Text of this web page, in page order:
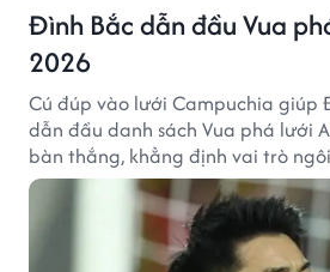
Đình Bắc dẫn đầu Vua
2026
Cú đúp vào lưới Campuchia giúp
dẫn đầu danh sách Vua phá lưới
bàn thắng, khẳng định vai trò
tuyển Việt Nam.